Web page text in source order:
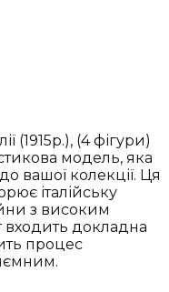
(1915р.), (4 фігури)
модель, яка
вашої колекції. Ця
італійську
з високим
входить докладна
процес